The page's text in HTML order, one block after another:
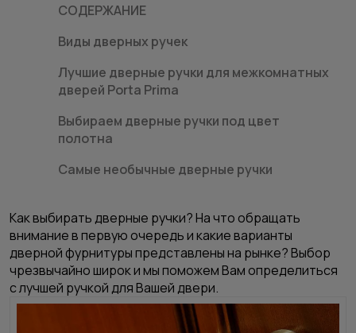
СОДЕРЖАНИЕ
Виды дверных ручек
Лучшие дверные ручки для межкомнатных
дверей Porta Prima
Выбираем дверные ручки под цвет
полотна
Самые необычные дверные ручки
Как выбирать дверные ручки? На что обращать
внимание в первую очередь и какие варианты
дверной фурнитуры представлены на рынке? Выбор
чрезвычайно широк и мы поможем Вам определиться
с лучшей ручкой для Вашей двери.